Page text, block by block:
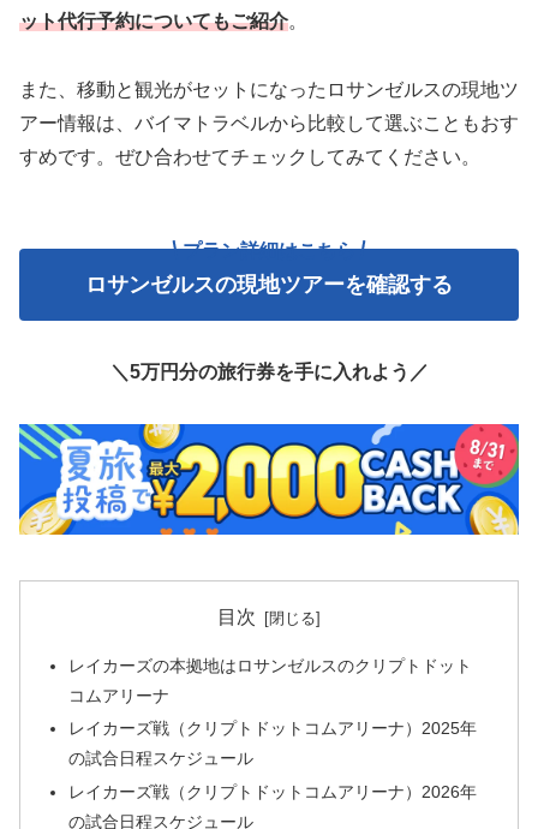
ット代行予約についてもご紹介。
また、移動と観光がセットになったロサンゼルスの現地ツ
アー情報は、バイマトラベルから比較して選ぶこともおす
すめです。ぜひ合わせてチェックしてみてください。
プラン詳細はこちら
ロサンゼルスの現地ツアーを確認する
＼5万円分の旅行券を手に入れよう／
目次
レイカーズの本拠地はロサンゼルスのクリプトドット
コムアリーナ
レイカーズ戦（クリプトドットコムアリーナ）2025年
の試合日程スケジュール
レイカーズ戦（クリプトドットコムアリーナ）2026年
の試合日程スケジュール